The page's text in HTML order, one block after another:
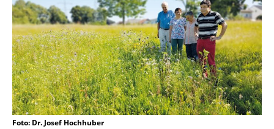
Foto: Dr. Josef Hochhuber